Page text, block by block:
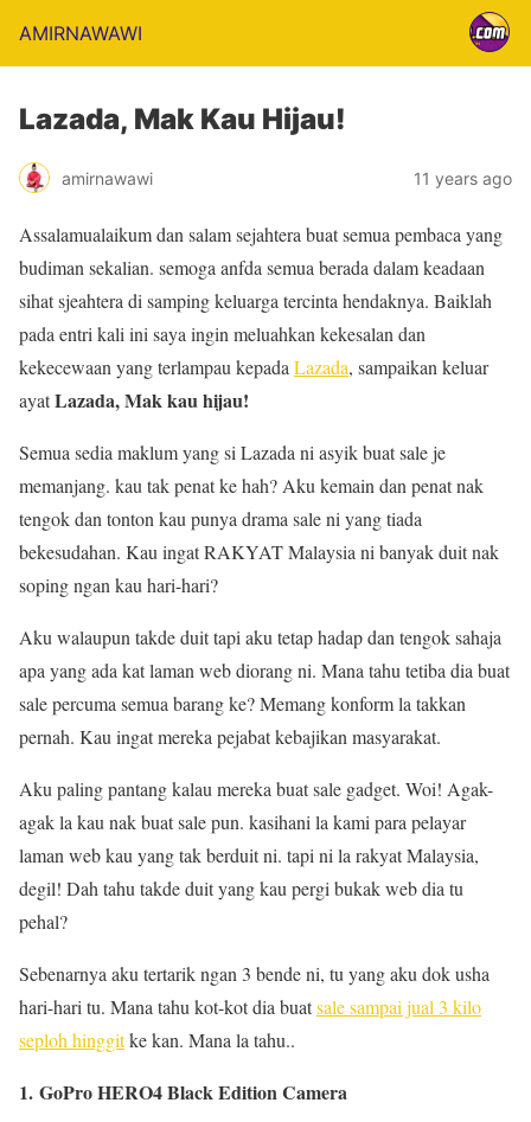
AMIRNAWAWI
Lazada, Mak Kau Hijau!
amirnawawi 11 years ago
Assalamualaikum dan salam sejahtera buat semua pembaca yang
budiman sekalian. semoga anfda semua berada dalam keadaan
sihat sjeahtera di samping keluarga tercinta hendaknya. Baiklah
pada entri kali ini saya ingin meluahkan kekesalan dan
kekecewaan yang terlampau kepada Lazada, sampaikan keluar
ayatLazada, Mak kau hijau!
Semua sedia maklum yang si Lazada ni asyik buat sale je
memanjang. kau tak penat ke hah? Aku kemain dan penat nak
tengok dan tonton kau punya drama sale ni yang tiada
bekesudahan. Kau ingat RAKYAT Malaysia ni banyak duit nak
soping ngan kau hari-hari?
Aku walaupun takde duit tapi aku tetap hadap dan tengok sahaja
apa yang ada kat laman web diorang ni. Mana tahu tetiba dia buat
sale percuma semua barang ke? Memang konform la takkan
pernah. Kau ingat mereka pejabat kebajikan masyarakat.
Aku paling pantang kalau mereka buat sale gadget. Woi! Agak-
agak la kau nak buat sale pun. kasihani la kami para pelayar
laman web kau yang tak berduit ni. tapi ni la rakyat Malaysia,
degil! Dah tahu takde duit yang kau pergi bukak web dia tu
pehal?
Sebenarnya aku tertarik ngan 3 bende ni, tu yang aku dok usha
hari-hari tu. Mana tahu kot-kot dia buatsale sampai jual 3 kilo
seploh hinggitke kan. Mana la tahu..
1. GoPro HERO4 Black Edition Camera